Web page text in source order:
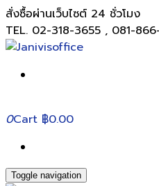
สั่งซื้อผ่านเว็บไซต์ 24 ชั่วโมง
TEL. 02-318-3655 , 081-
0Cart ฿0.00
Toggle navigation